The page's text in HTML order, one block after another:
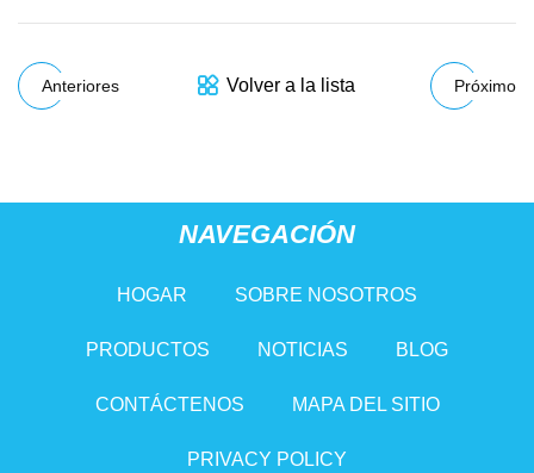
Anteriores Volver a la lista Próximo
NAVEGACIÓN
HOGAR SOBRE NOSOTROS
PRODUCTOS NOTICIAS BLOG
CONTÁCTENOS MAPA DEL SITIO
PRIVACY POLICY